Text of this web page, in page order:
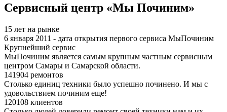
Сервисный центр «Мы Починим»
15 лет на рынке
6 января 2011 - дата открытия первого сервиса МыПочиним
Крупнейший сервис
МыПочиним является самым крупным частным сервисным
центром Самары и Самарской области.
141904 ремонтов
Столько единиц техники было успешно починено. И мы с
удовольствием починим еще!
120108 клиентов